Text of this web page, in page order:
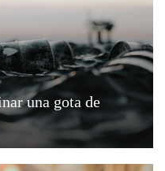
una gota de